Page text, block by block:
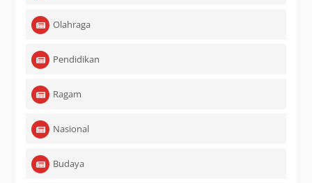
Olahraga
Pendidikan
Ragam
Nasional
Budaya